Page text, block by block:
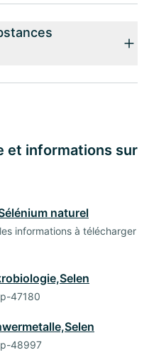
et informations sur
naturel
informations à télécharger
47180
p-48997